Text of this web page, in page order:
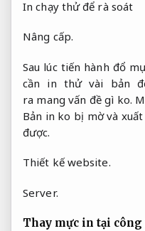
In chạy thử để rà soát
Nâng cấp.
Sau lúc tiến hành đổ
cần in thử vài bản
ra mang vấn đề gì ko.
Bản in ko bị mờ và
được.
Thiết kế website.
Server.
Thay mực in tại